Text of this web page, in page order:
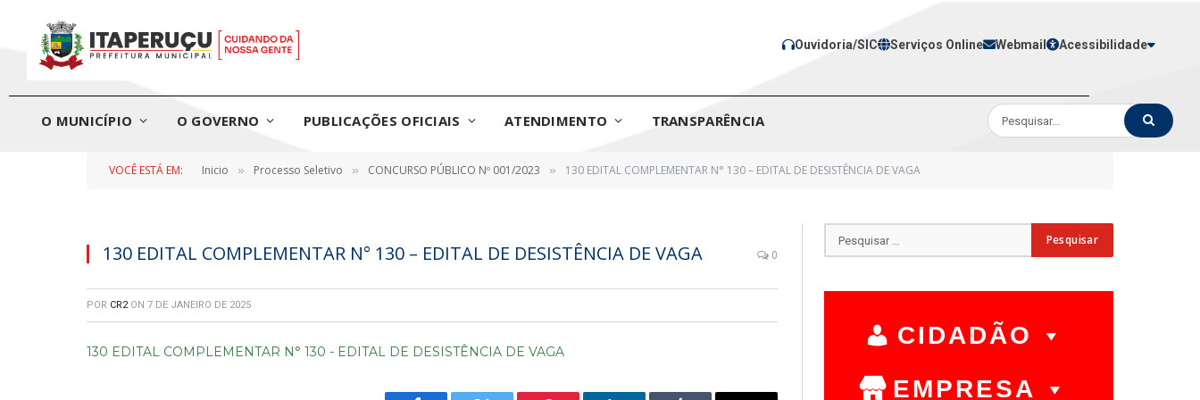
Ouvidoria/SIC Serviços Online Webmail Acessibilidade
O MUNICÍPIO O GOVERNO PUBLICAÇÕES OFICIAIS ATENDIMENTO TRANSPARÊNCIA
VOCÊ ESTÁ EM: Inicio » Processo Seletivo » CONCURSO PÚBLICO Nº 001/2023 » 130 EDITAL COMPLEMENTAR N° 130 – EDITAL DE DESISTÊNCIA DE VAGA
130 EDITAL COMPLEMENTAR N° 130 – EDITAL DE DESISTÊNCIA DE VAGA 0
POR CR2 ON 7 DE JANEIRO DE 2025
130 EDITAL COMPLEMENTAR N° 130 - EDITAL DE DESISTÊNCIA DE VAGA
CIDADÃO
EMPRESA